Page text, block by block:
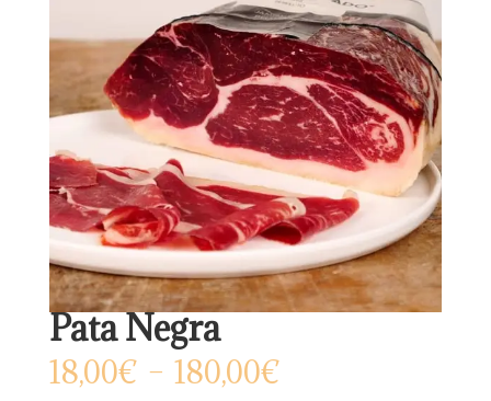
Pata Negra
18,00€ – 180,00€Plage